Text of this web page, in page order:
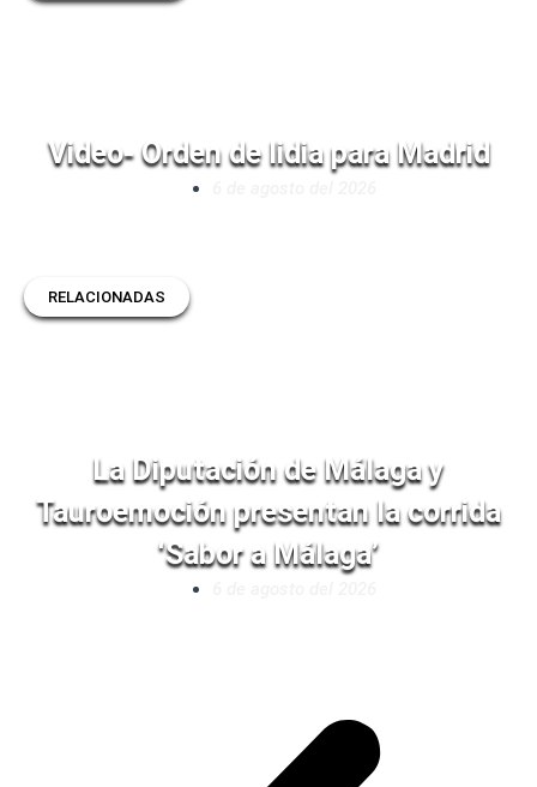
Video- Orden de lidia para Madrid
RELACIONADAS
La Diputación de Málaga y
Tauroemoción presentan la corrida
‘Sabor a Málaga’